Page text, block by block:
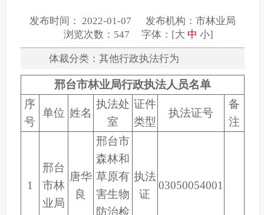
发布时间： 2022-01-07 发布机构：市林业局
浏览次数：547 字体：[大 中 小]
体裁分类：其他行政执法行为
邢台市林业局行政执法人员名单
序
号
单位 姓名
执法处
室
证件
类型
执法证号
备
注
1
邢台
市林
业局
唐华
良
邢台市
森林和
草原有
害生物
防治检
执法
证
03050054001